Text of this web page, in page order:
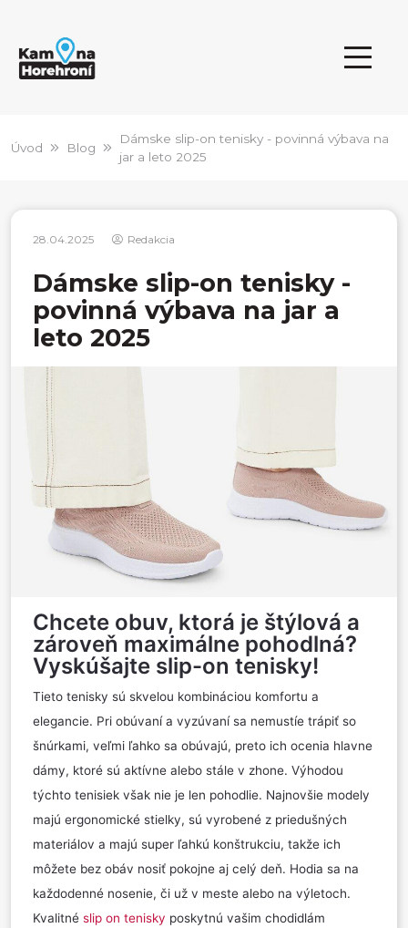
Úvod Blog
Dámske slip-on tenisky - povinná výbava na
jar a leto 2025
28.04.2025 Redakcia
Dámske slip-on tenisky -
povinná výbava na jar a
leto 2025
Chcete obuv, ktorá je štýlová a
zároveň maximálne pohodlná?
Vyskúšajte slip-on tenisky!
Tieto tenisky sú skvelou kombináciou komfortu a
elegancie. Pri obúvaní a vyzúvaní sa nemustíe trápiť so
šnúrkami, veľmi ľahko sa obúvajú, preto ich ocenia hlavne
dámy, ktoré sú aktívne alebo stále v zhone. Výhodou
týchto tenisiek však nie je len pohodlie. Najnovšie modely
majú ergonomické stielky, sú vyrobené z priedušných
materiálov a majú super ľahkú konštrukciu, takže ich
môžete bez obáv nosiť pokojne aj celý deň. Hodia sa na
každodenné nosenie, či už v meste alebo na výletoch.
Kvalitné slip on tenisky poskytnú vašim chodidlám